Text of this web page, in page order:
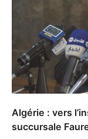
Algérie : vers
succursale